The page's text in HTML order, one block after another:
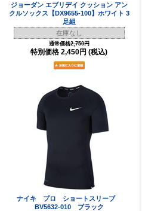
ジョーダン エブリデイ クッション アン
クルソックス【DX9655-100】ホワイト 3
足組
在庫なし
通常価格2,750円
特別価格 2,450円 (税込)
ナイキ プロ ショートスリーブ
BV5632-010 ブラック